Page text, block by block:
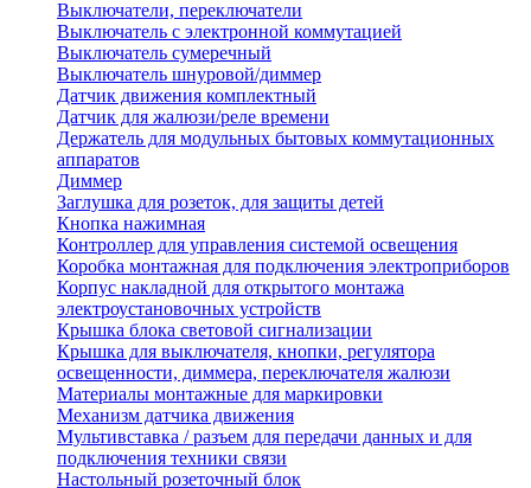
Выключатели, переключатели
Выключатель с электронной коммутацией
Выключатель сумеречный
Выключатель шнуровой/диммер
Датчик движения комплектный
Датчик для жалюзи/реле времени
Держатель для модульных бытовых коммутационных
аппаратов
Диммер
Заглушка для розеток, для защиты детей
Кнопка нажимная
Контроллер для управления системой освещения
Коробка монтажная для подключения электроприборов
Корпус накладной для открытого монтажа
электроустановочных устройств
Крышка блока световой сигнализации
Крышка для выключателя, кнопки, регулятора
освещенности, диммера, переключателя жалюзи
Материалы монтажные для маркировки
Механизм датчика движения
Мультивставка / разъем для передачи данных и для
подключения техники связи
Настольный розеточный блок